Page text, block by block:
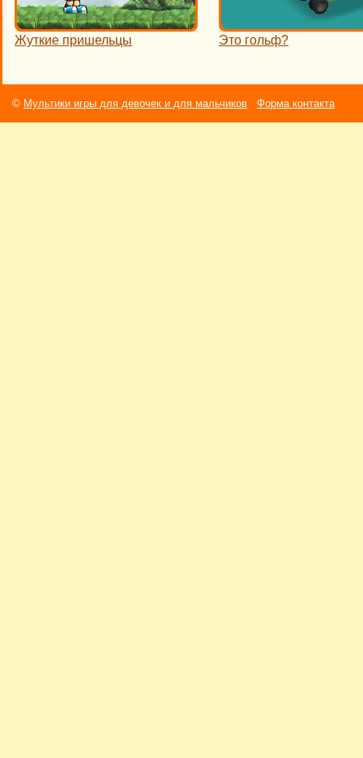
Жуткие пришельцы Это гольф?
© Мультики игры для девочек и для мальчиков Форма контакта